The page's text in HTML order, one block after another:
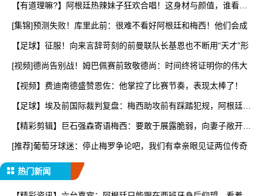
【有道理嘛?】阿根廷热辣妹子狂欢合唱！这身材与颜值，谁看了
[集锦]预测失败！库里此前：很难不看好阿根廷和梅西！他们会成
【足球】征服！向来言辞苛刻的前曼联队长基恩也不断用“天才”形
[视频]德尚告别战！姆巴佩赛前致敬德尚：时间终将证明你的伟大
【视频】费迪南德盛赞恩佐：他掌控了比赛节奏，表现太棒了！
【足球】埃及前国际裁判复盘：梅西助攻前有踩踏犯规，阿根廷进
【精彩剪辑】巨石强森寄语梅西：要敢于展露脆弱，向妻子敞开心
[推荐]葡萄牙球迷：停止梅罗争论吧，我们有幸亲眼见证两位传奇
热门新闻